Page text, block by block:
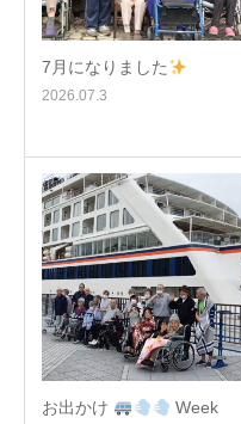
7月になりました
2026.07.3
お出かけ Week